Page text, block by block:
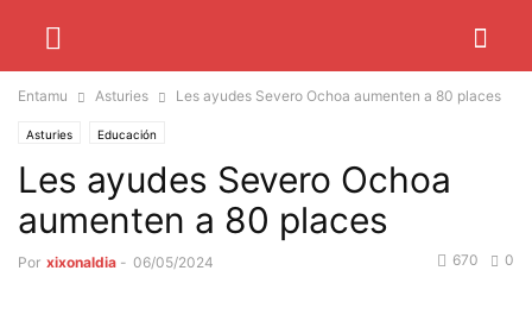
Entamu Asturies Les ayudes Severo Ochoa aumenten a 80 places
Asturies Educación
Les ayudes Severo Ochoa
aumenten a 80 places
Por xixonaldia - 06/05/2024 0
670